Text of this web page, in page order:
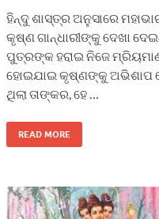
ହିନ୍ଦୁ ଶାସ୍ତ୍ର ଅନୁସାରେ
କୃଷ୍ଣ ଗାନ୍ଧାରୀଙ୍କୁ ଦେଖା
ପୁତ୍ରଙ୍କ ହରାଇ ନିଜେ
ହୋଇଯାଇ କୃଷ୍ଣଙ୍କୁ ଅଭିଶାପ
ଥିଲା ତାଙ୍କର, ହେ …
READ MORE